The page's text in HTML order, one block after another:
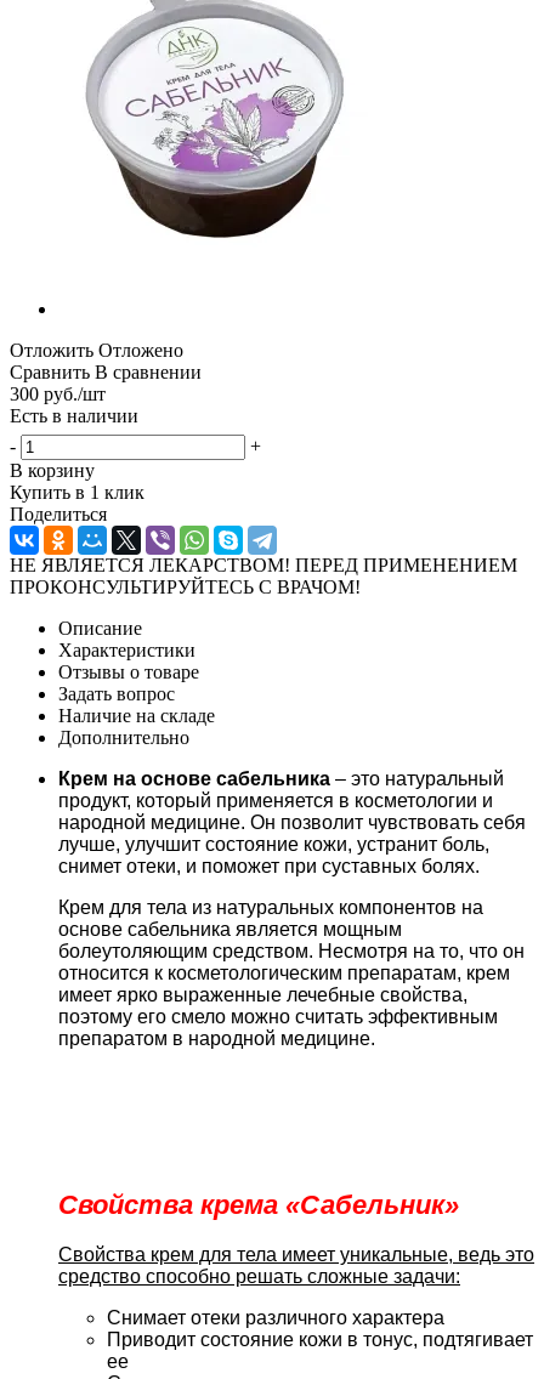
Отложить Отложено
Сравнить В сравнении
300 руб./шт
Есть в наличии
-
+
В корзину
Купить в 1 клик
Поделиться
НЕ ЯВЛЯЕТСЯ ЛЕКАРСТВОМ! ПЕРЕД ПРИМЕНЕНИЕМ
ПРОКОНСУЛЬТИРУЙТЕСЬ С ВРАЧОМ!
Описание
Характеристики
Отзывы о товаре
Задать вопрос
Наличие на складе
Дополнительно
Крем на основе сабельника – это натуральный
продукт, который применяется в косметологии и
народной медицине. Он позволит чувствовать себя
лучше, улучшит состояние кожи, устранит боль,
снимет отеки, и поможет при суставных болях.
Крем для тела из натуральных компонентов на
основе сабельника является мощным
болеутоляющим средством. Несмотря на то, что он
относится к косметологическим препаратам, крем
имеет ярко выраженные лечебные свойства,
поэтому его смело можно считать эффективным
препаратом в народной медицине.
Свойства крема «Сабельник»
Свойства крем для тела имеет уникальные, ведь это
средство способно решать сложные задачи:
Снимает отеки различного характера
Приводит состояние кожи в тонус, подтягивает
ее